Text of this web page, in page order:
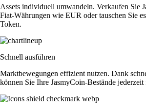
Assets individuell umwandeln. Verkaufen Sie
Fiat-Währungen wie EUR oder tauschen Sie
Token.
Schnell ausführen
Marktbewegungen effizient nutzen. Dank
können Sie Ihre JasmyCoin-Bestände